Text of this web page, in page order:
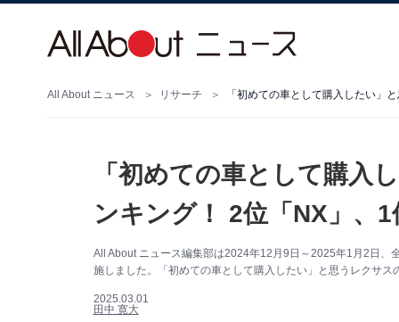
All About ニュース リサーチ 「初めての車として購入したい」
「初めての車として購入
ンキング！ 2位「NX」、1
All About ニュース編集部は2024年12月9日～2025年1月2日、
施しました。「初めての車として購入したい」と思うレクサ
2025.03.01
田中 寛大